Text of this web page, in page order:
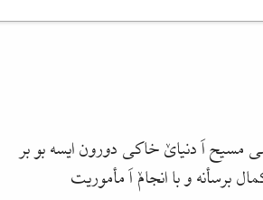
اَ دنیایٚ خاکی دورون ایسه بو بر
و با انجامٚ اَ مأموریت